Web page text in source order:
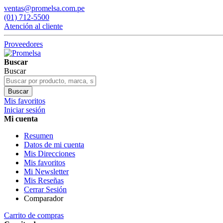
ventas@promelsa.com.pe
(01) 712-5500
Atención al cliente
Proveedores
Buscar
Buscar
Buscar
Mis favoritos
Iniciar sesión
Mi cuenta
Resumen
Datos de mi cuenta
Mis Direcciones
Mis favoritos
Mi Newsletter
Mis Reseñas
Cerrar Sesión
Comparador
Carrito de compras